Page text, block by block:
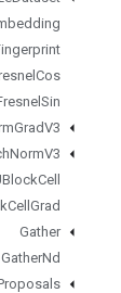
Cos
Sin
GradV3
NormV3
Cell
Cell Grad
Gather
GatherNd